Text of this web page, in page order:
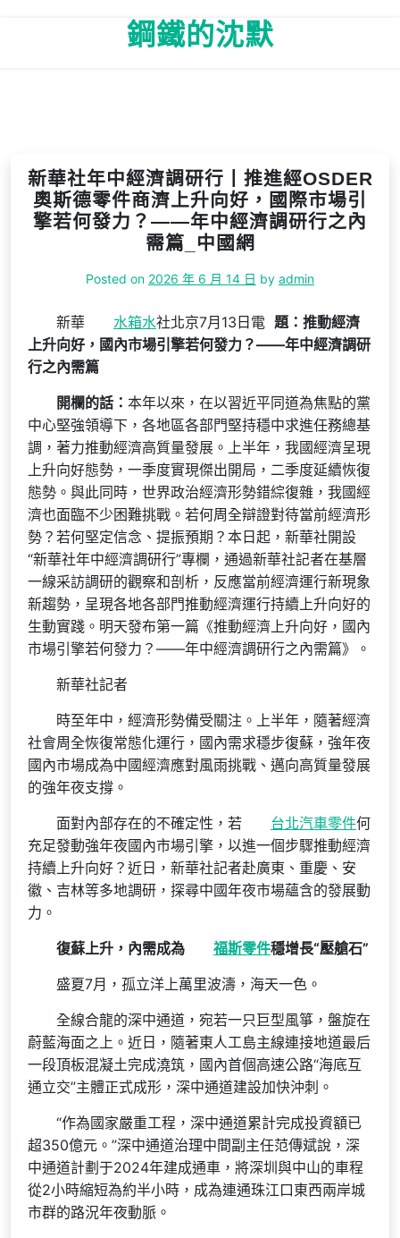
鋼鐵的沈默
新華社年中經濟調研行丨推進經OSDER
奧斯德零件商濟上升向好，國際市場引
擎若何發力？——年中經濟調研行之內
需篇_中國網
Posted on 2026 年 6 月 14 日 by admin
新華 水箱水社北京7月13日電 題：推動經濟
上升向好，國內市場引擎若何發力？——年中經濟調研
行之內需篇
開欄的話： 本年以來，在以習近平同道為焦點的黨
中心堅強領導下，各地區各部門堅持穩中求進任務總基
調，著力推動經濟高質量發展。上半年，我國經濟呈現
上升向好態勢，一季度實現傑出開局，二季度延續恢復
態勢。與此同時，世界政治經濟形勢錯綜復雜，我國經
濟也面臨不少困難挑戰。若何周全辯證對待當前經濟形
勢？若何堅定信念、提振預期？本日起，新華社開設
“新華社年中經濟調研行”專欄，通過新華社記者在基層
一線采訪調研的觀察和剖析，反應當前經濟運行新現象
新趨勢，呈現各地各部門推動經濟運行持續上升向好的
生動實踐。明天發布第一篇《推動經濟上升向好，國內
市場引擎若何發力？——年中經濟調研行之內需篇》。
新華社記者
時至年中，經濟形勢備受關注。上半年，隨著經濟
社會周全恢復常態化運行，國內需求穩步復蘇，強年夜
國內市場成為中國經濟應對風雨挑戰、邁向高質量發展
的強年夜支撐。
面對內部存在的不確定性，若
台北汽車零件何
充足發動強年夜國內市場引擎，以進一個步驟推動經濟
持續上升向好？近日，新華社記者赴廣東、重慶、安
徽、吉林等多地調研，探尋中國年夜市場蘊含的發展動
力。
復蘇上升，內需成為
福斯零件穩增長“壓艙石”
盛夏7月，孤立洋上萬里波濤，海天一色。
全線合龍的深中通道，宛若一只巨型風箏，盤旋在
蔚藍海面之上。近日，隨著東人工島主線連接地道最后
一段頂板混凝土完成澆筑，國內首個高速公路“海底互
通立交”主體正式成形，深中通道建設加快沖刺。
“作為國家嚴重工程，深中通道累計完成投資額已
超350億元。”深中通道治理中間副主任范傳斌說，深
中通道計劃于2024年建成通車，將深圳與中山的車程
從2小時縮短為約半小時，成為連通珠江口東西兩岸城
市群的路況年夜動脈。